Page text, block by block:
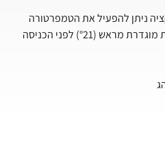
ניתן להפעיל את הטמפרטורה
בתא הנוסעים לטמפרטורת נוחות מוגדרת מראש (°21) לפני הכניסה